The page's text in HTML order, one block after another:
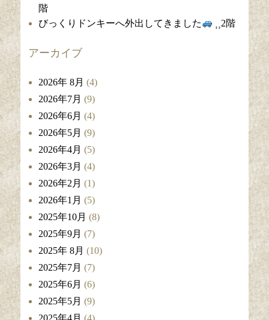
階
びっくりドンキーへ外出してきました
⸒⸒2階
アーカイブ
2026年 8月 (4)
2026年7月 (9)
2026年6月 (4)
2026年5月 (9)
2026年4月 (5)
2026年3月 (4)
2026年2月 (1)
2026年1月 (5)
2025年10月 (8)
2025年9月 (7)
2025年 8月 (10)
2025年7月 (7)
2025年6月 (6)
2025年5月 (9)